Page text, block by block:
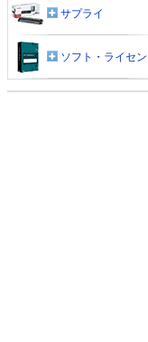
サプライ
ソフト・ライセ